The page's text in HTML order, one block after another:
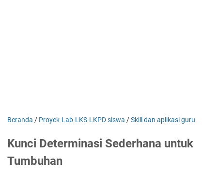
Beranda / Proyek-Lab-LKS-LKPD siswa /Skill dan aplikasi guru
Kunci Determinasi Sederhana untuk
Tumbuhan